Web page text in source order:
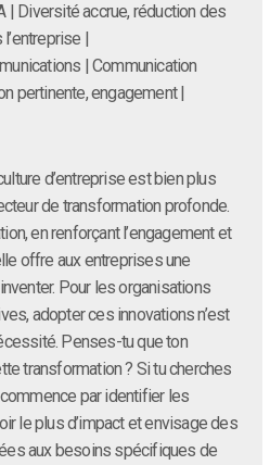
| Diversité accrue, réduction des
|
| Communication
pertinente, engagement |
d’entreprise est bien plus
de transformation profonde.
en renforçant l’engagement et
offre aux entreprises une
Pour les organisations
adopter ces innovations n’est
Penses-tu que ton
transformation ? Si tu cherches
par identifier les
le plus d’impact et envisage des
aux besoins spécifiques de